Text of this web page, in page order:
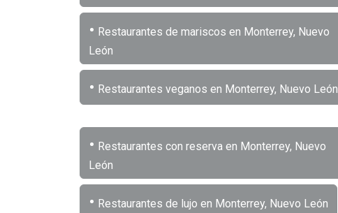
• Restaurantes de mariscos en Monterrey, Nuevo
León
• Restaurantes veganos en Monterrey, Nuevo León
• Restaurantes con reserva en Monterrey, Nuevo
León
• Restaurantes de lujo en Monterrey, Nuevo León